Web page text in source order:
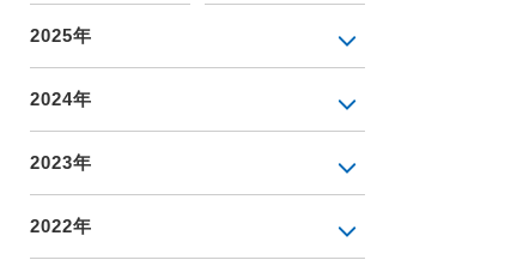
2025年
2024年
2023年
2022年